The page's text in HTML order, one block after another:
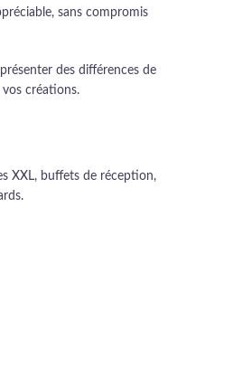
sans compromis
des différences de
créations.
XXL, buffets de réception,